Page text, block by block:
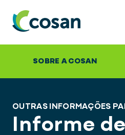
SOBRE A COSAN
Informe
OUTRAS INFORMAÇÕES